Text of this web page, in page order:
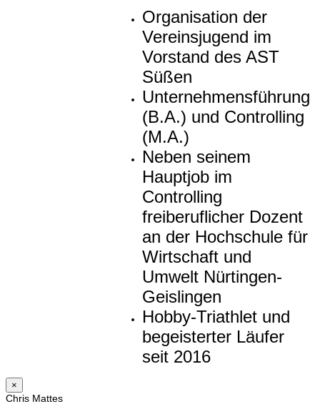
Organisation der
Vereinsjugend im
Vorstand des AST
Süßen
Unternehmensführung
(B.A.) und Controlling
(M.A.)
Neben seinem
Hauptjob im
Controlling
freiberuflicher Dozent
an der Hochschule für
Wirtschaft und
Umwelt Nürtingen-
Geislingen
Hobby-Triathlet und
begeisterter Läufer
seit 2016
×
Chris Mattes